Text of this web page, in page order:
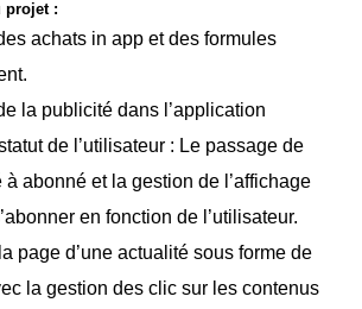
projet :
achats in app et des formules
la publicité dans l’application
de l’utilisateur : Le passage de
à abonné et la gestion de l’affichage
en fonction de l’utilisateur.
page d’une actualité sous forme de
la gestion des clic sur les contenus